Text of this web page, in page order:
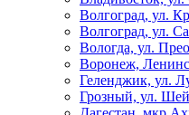
Волгоград, ул.
Волгоград, ул.
Вологда, ул.
Воронеж,
Геленджик, ул.
Грозный, ул.